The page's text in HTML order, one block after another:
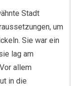
Stadt
um
Sie war ein
lag am
allem
in die